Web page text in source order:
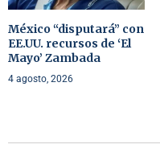
México “disputará” con
EE.UU. recursos de ‘El
Mayo’ Zambada
4 agosto, 2026